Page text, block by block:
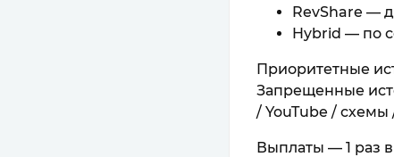
RevShare —
Hybrid — по
Приоритетные
Запрещенные
/ YouTube / схемы
Выплаты — 1 раз